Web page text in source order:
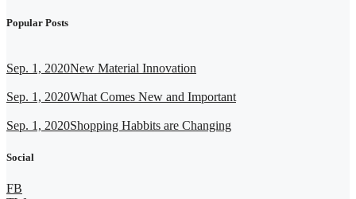
Popular Posts
Sep. 1, 2020New Material Innovation
Sep. 1, 2020What Comes New and Important
Sep. 1, 2020Shopping Habbits are Changing
Social
FB